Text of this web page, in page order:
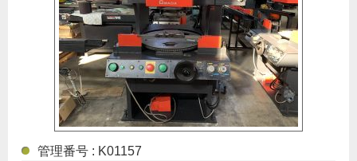
管理番号 : K01157